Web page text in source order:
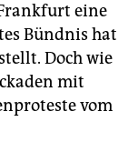
eine
Bündnis hat
Doch wie
mit
vom